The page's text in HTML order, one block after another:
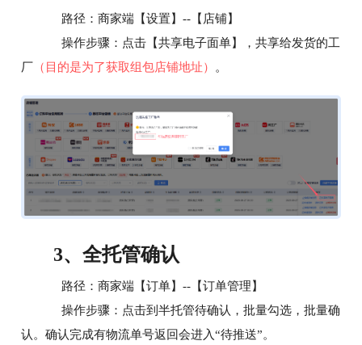
路径：商家端【设置】--【店铺】
操作步骤：点击【共享电子面单】，共享给发货的工
厂 （目的是为了获取组包店铺地址） 。
3、 全托管确认
路径：商家端【订单】--【订单管理】
操作步骤：点击到半托管待确认，批量勾选，批量确
认。确认完成有物流单号返回会进入“待推送”。